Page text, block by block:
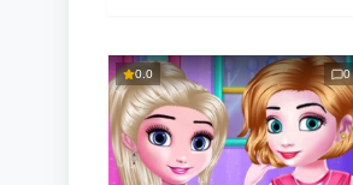
доносятся завывания
призраков. Один их них —
маленькая мёртвая девочка
— кружит вокруг здания,
чтобы помешать нам войти.
0.0 0